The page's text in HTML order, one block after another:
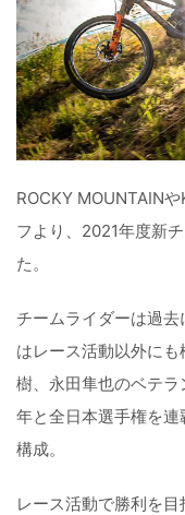
ROCKY MOUNTAIN
フより、2021年度新
た。
チームライダーは過
はレース活動以外に
樹、永田隼也のベテ
年と全日本選手権を
構成。
レース活動で勝利を